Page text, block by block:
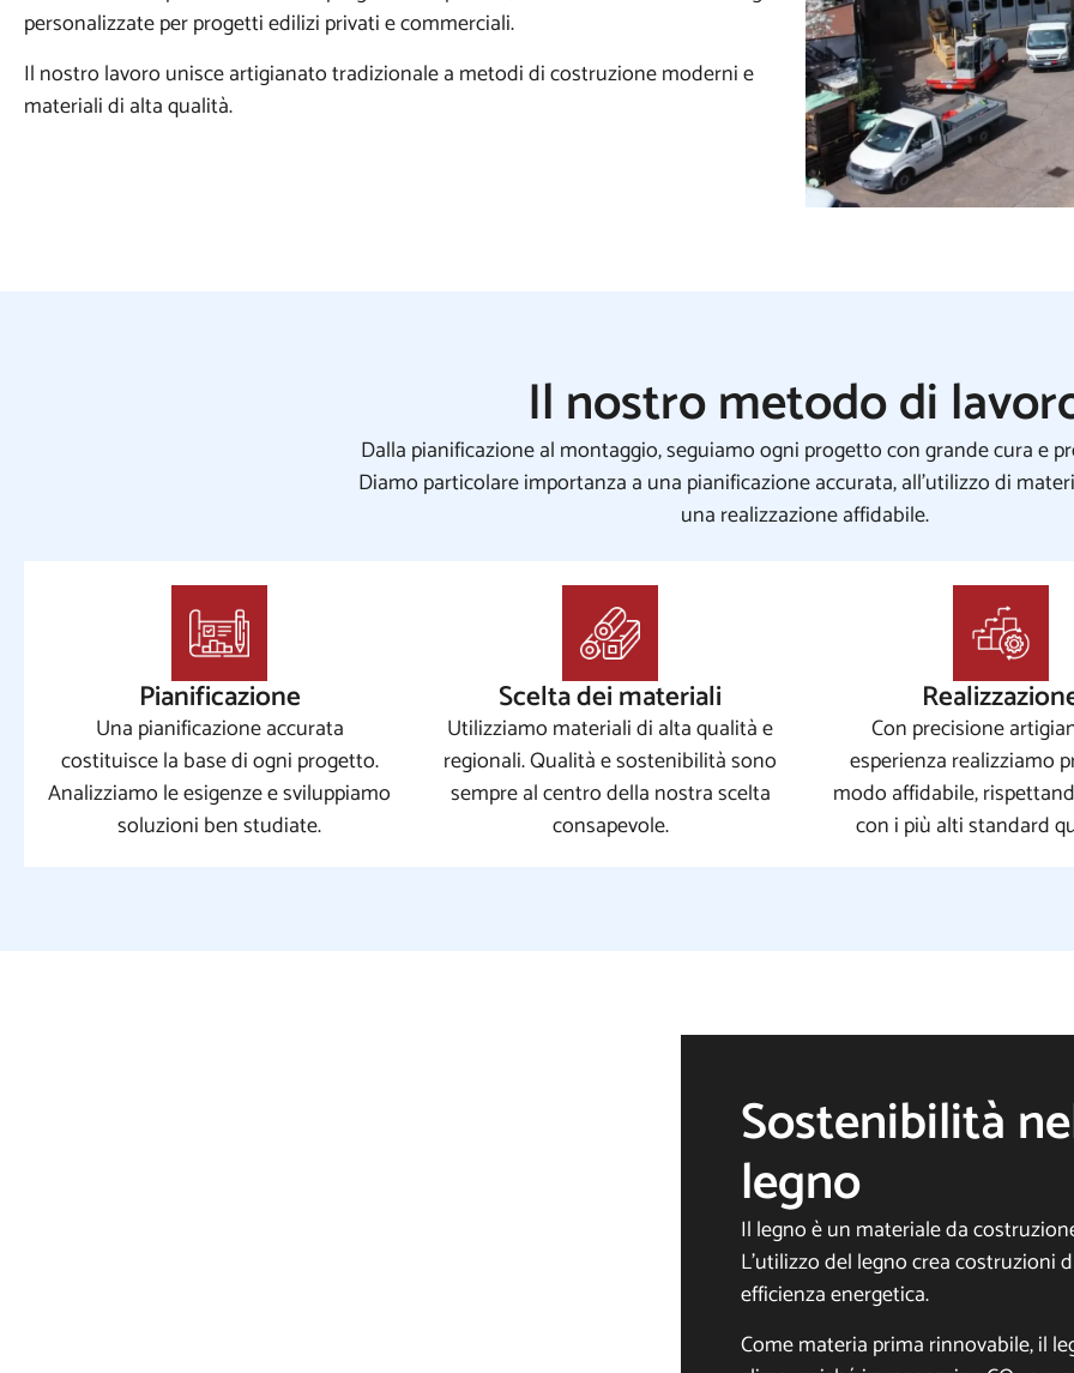
personalizzate per progetti edilizi privati e commerciali.
Il nostro lavoro unisce artigianato tradizionale a metodi di costruzione moderni e
materiali di alta qualità.
Il nostro metodo di
Dalla pianificazione al montaggio, seguiamo ogni progetto con grande cura e
Diamo particolare importanza a una pianificazione accurata, all’utilizzo di
una realizzazione affidabile.
Pianificazione
Una pianificazione accurata
costituisce la base di ogni progetto.
Analizziamo le esigenze e sviluppiamo
soluzioni ben studiate.
Scelta dei materiali
Utilizziamo materiali di alta qualità e
regionali. Qualità e sostenibilità sono
sempre al centro della nostra scelta
consapevole.
Con precisione
esperienza realizziamo
modo affidabile,
con i più alti standard
Sostenibilità
legno
Il legno è un materiale da
L’utilizzo del legno crea
efficienza energetica.
Come materia prima rinnovabile, il